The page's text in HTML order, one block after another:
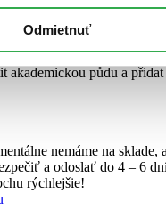
Odmietnuť
tomto akčním trháku, který
Sama Witwicka
akademickou půdu a přidat
nemáme na sklade,
a odoslať do 4 – 6
rýchlejšie!